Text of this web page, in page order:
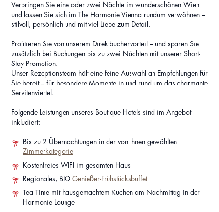
Verbringen Sie eine oder zwei Nächte im wunderschönen Wien
und lassen Sie sich im The Harmonie Vienna rundum verwöhnen –
stilvoll, persönlich und mit viel Liebe zum Detail.
Profitieren Sie von unserem Direktbuchervorteil – und sparen Sie
zusätzlich bei Buchungen bis zu zwei Nächten mit unserer Short-
Stay Promotion.
Unser Rezeptionsteam hält eine feine Auswahl an Empfehlungen für
Sie bereit – für besondere Momente in und rund um das charmante
Servitenviertel.
Folgende Leistungen unseres Boutique Hotels sind im Angebot
inkludiert:
Bis zu 2 Übernachtungen in der von Ihnen gewählten
Zimmerkategorie
Kostenfreies WIFI im gesamten Haus
Regionales, BIO Genießer-Frühstücksbuffet
Tea Time mit hausgemachtem Kuchen am Nachmittag in der
Harmonie Lounge